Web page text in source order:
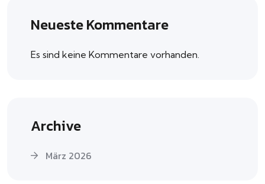
Neueste Kommentare
Es sind keine Kommentare vorhanden.
Archive
März 2026